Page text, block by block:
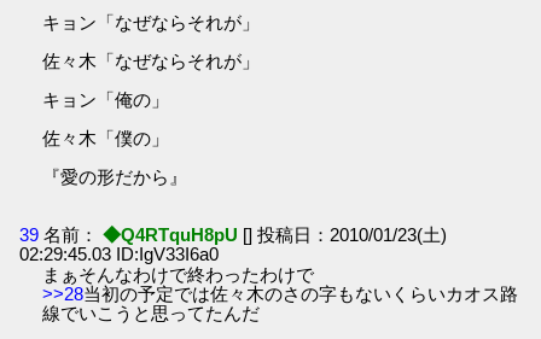
キョン「なぜならそれが」
佐々木「なぜならそれが」
キョン「俺の」
佐々木「僕の」
『愛の形だから』
39 名前： ◆Q4RTquH8pU [] 投稿日：2010/01/23(土)
02:29:45.03 ID:IgV33I6a0
まぁそんなわけで終わったわけで
>>28当初の予定では佐々木のさの字もないくらいカオス路
線でいこうと思ってたんだ